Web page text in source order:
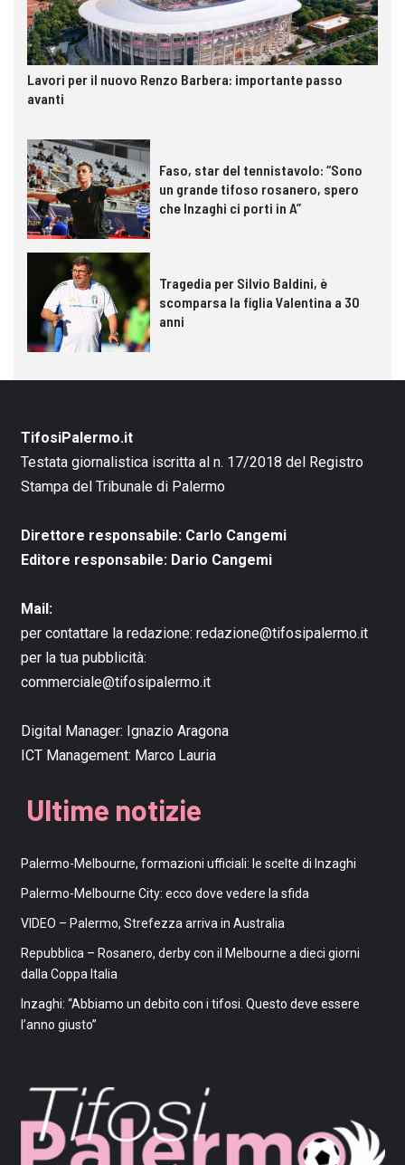
Lavori per il nuovo Renzo Barbera: importante passo
avanti
Faso, star del tennistavolo: “Sono
un grande tifoso rosanero, spero
che Inzaghi ci porti in A”
Tragedia per Silvio Baldini, è
scomparsa la figlia Valentina a 30
anni
TifosiPalermo.it
Testata giornalistica iscritta al n. 17/2018 del Registro
Stampa del Tribunale di Palermo
Direttore responsabile: Carlo Cangemi
Editore responsabile: Dario Cangemi
Mail:
per contattare la redazione: redazione@tifosipalermo.it
per la tua pubblicità:
commerciale@tifosipalermo.it
Digital Manager: Ignazio Aragona
ICT Management: Marco Lauria
Ultime notizie
Palermo-Melbourne, formazioni ufficiali: le scelte di Inzaghi
Palermo-Melbourne City: ecco dove vedere la sfida
VIDEO – Palermo, Strefezza arriva in Australia
Repubblica – Rosanero, derby con il Melbourne a dieci giorni
dalla Coppa Italia
Inzaghi: “Abbiamo un debito con i tifosi. Questo deve essere
l’anno giusto”